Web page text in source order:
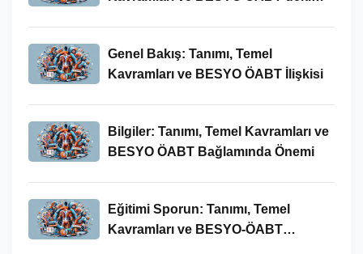
Genel Bakış: Tanımı, Temel
Kavramları ve BESYO ÖABT İlişkisi
Bilgiler: Tanımı, Temel Kavramları ve
BESYO ÖABT Bağlamında Önemi
Eğitimi Sporun: Tanımı, Temel
Kavramları ve BESYO-ÖABT